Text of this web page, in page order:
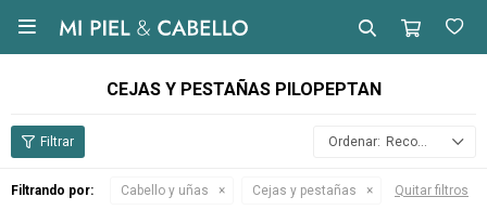

CEJAS Y PESTAÑAS PILOPEPTAN
Recomendados
Filtrando por: Cabello y uñas Cejas y pestañas Quitar filtros